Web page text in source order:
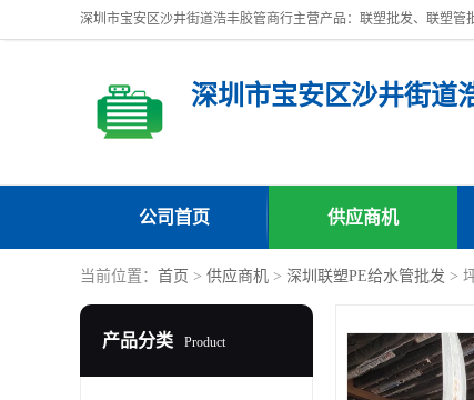
深圳市宝安区沙井街道
公司首页 供应商机
当前位置： 首页 > 供应商机 > 深圳联塑PE给水管批发 >
产品分类 Product